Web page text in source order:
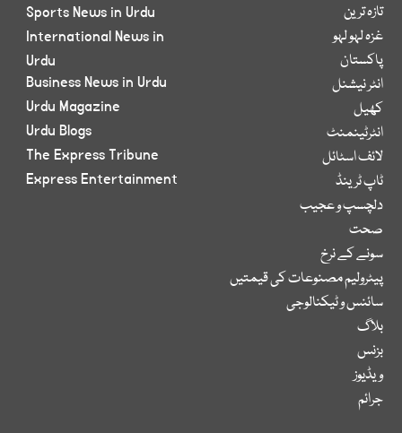
تازہ ترین
غزہ لہو لہو
پاکستان
انٹر نیشنل
کھیل
انٹرٹینمنٹ
لائف اسٹائل
ٹاپ ٹرینڈ
دلچسپ و عجیب
صحت
سونے کے نرخ
پیٹرولیم مصنوعات کی قیمتیں
سائنس و ٹیکنالوجی
بلاگ
بزنس
ویڈیوز
جرائم
Sports News in Urdu
International News in
Urdu
Business News in Urdu
Urdu Magazine
Urdu Blogs
The Express Tribune
Express Entertainment